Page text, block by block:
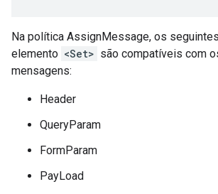
Na política AssignMessage, os
elemento <Set> são compatíveis com
mensagens:
Header
QueryParam
FormParam
PayLoad